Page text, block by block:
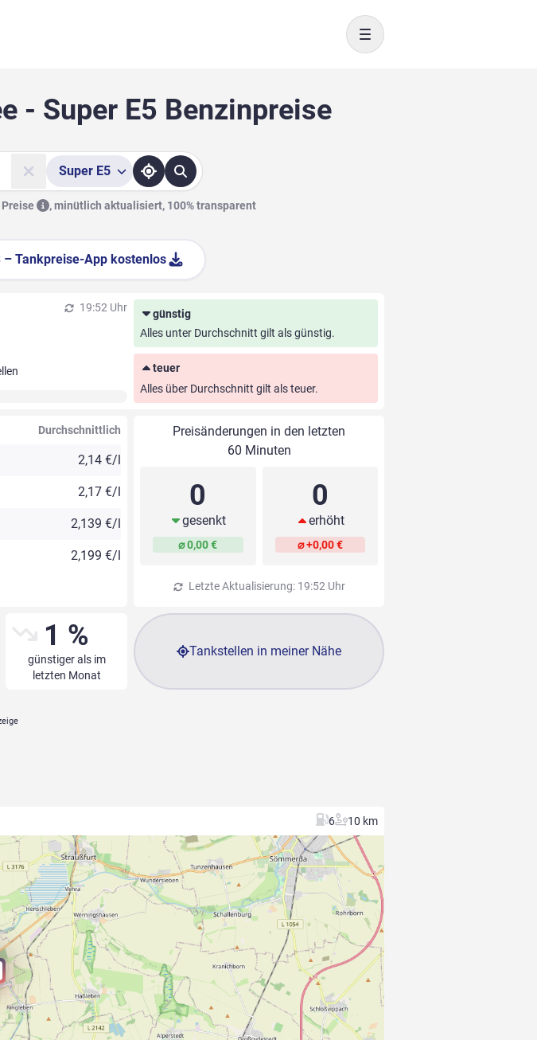
Toggle navigation
- Super E5 Benzinpreise
Super E5
,minütlich aktualisiert, 100% transparent
– Tankpreise-App kostenlos
19:52 Uhr
günstig
Alles unter Durchschnitt gilt als günstig.
teuer
Alles über Durchschnitt gilt als teuer.
Durchschnittlich
2,14 €/l
2,17 €/l
2,139 €/l
2,199 €/l
Preisänderungen in den letzten
60 Minuten
0
gesenkt
⌀ 0,00 €
0
erhöht
⌀ +0,00 €
Letzte Aktualisierung: 19:52 Uhr
1 %
günstiger als im
letzten Monat
Tankstellen in meiner Nähe
6 10 km